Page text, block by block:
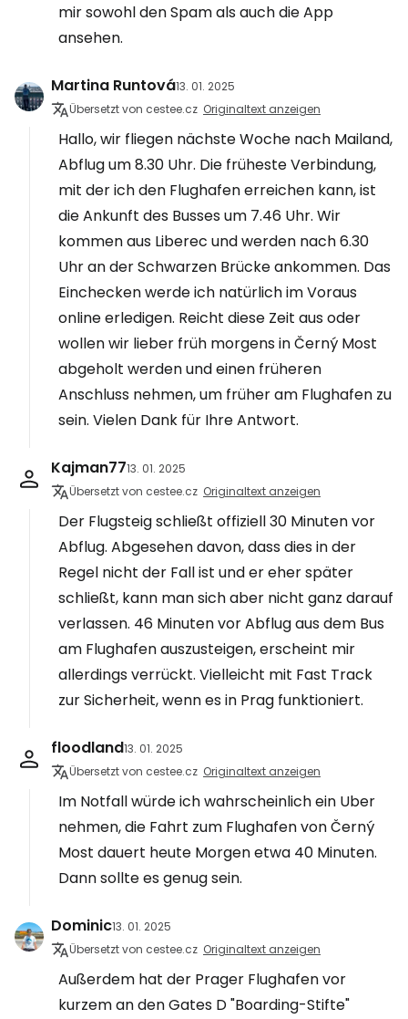
mir sowohl den Spam als auch die App
ansehen.
Martina Runtová13. 01. 2025
Übersetzt von cestee.cz Originaltext anzeigen
Hallo, wir fliegen nächste Woche nach Mailand,
Abflug um 8.30 Uhr. Die früheste Verbindung,
mit der ich den Flughafen erreichen kann, ist
die Ankunft des Busses um 7.46 Uhr. Wir
kommen aus Liberec und werden nach 6.30
Uhr an der Schwarzen Brücke ankommen. Das
Einchecken werde ich natürlich im Voraus
online erledigen. Reicht diese Zeit aus oder
wollen wir lieber früh morgens in Černý Most
abgeholt werden und einen früheren
Anschluss nehmen, um früher am Flughafen zu
sein. Vielen Dank für Ihre Antwort.
Kajman7713. 01. 2025
Übersetzt von cestee.cz Originaltext anzeigen
Der Flugsteig schließt offiziell 30 Minuten vor
Abflug. Abgesehen davon, dass dies in der
Regel nicht der Fall ist und er eher später
schließt, kann man sich aber nicht ganz darauf
verlassen. 46 Minuten vor Abflug aus dem Bus
am Flughafen auszusteigen, erscheint mir
allerdings verrückt. Vielleicht mit Fast Track
zur Sicherheit, wenn es in Prag funktioniert.
floodland13. 01. 2025
Übersetzt von cestee.cz Originaltext anzeigen
Im Notfall würde ich wahrscheinlich ein Uber
nehmen, die Fahrt zum Flughafen von Černý
Most dauert heute Morgen etwa 40 Minuten.
Dann sollte es genug sein.
Dominic13. 01. 2025
Übersetzt von cestee.cz Originaltext anzeigen
Außerdem hat der Prager Flughafen vor
kurzem an den Gates D "Boarding-Stifte"